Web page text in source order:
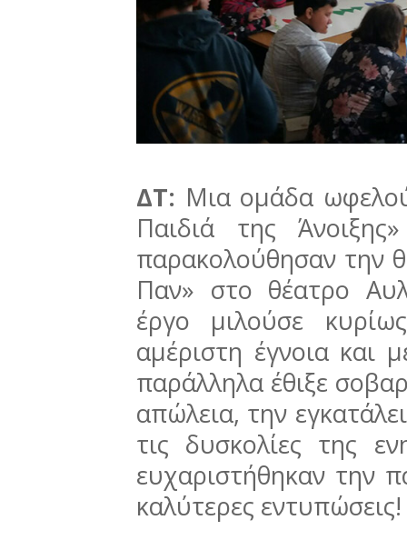
ΔΤ: Μια ομάδα
Παιδιά της
παρακολούθησαν την
Παν» στο θέατρο
έργο μιλούσε
αμέριστη έγνοια και
παράλληλα έθιξε
απώλεια, την
τις δυσκολίες της
ευχαριστήθηκαν την
καλύτερες εντυπώσεις!